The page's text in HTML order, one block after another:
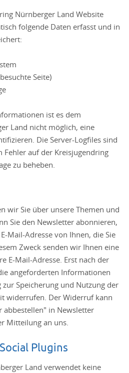
Nürnberger Land Website
folgende Daten erfasst und in
Seite)
ist es dem
Land nicht möglich, eine
Die Server-Logfiles sind
Fehler auf der Kreisjugendring
zu beheben.
wir Sie über unsere Themen und
Sie den Newsletter abonnieren,
Mail-Adresse von Ihnen, die Sie
Zweck senden wir Ihnen eine
E-Mail-Adresse. Erst nach der
angeforderten Informationen
Speicherung und Nutzung der
widerrufen. Der Widerruf kann
abbestellen" in Newsletter
Mitteilung an uns.
Plugins
Land verwendet keine